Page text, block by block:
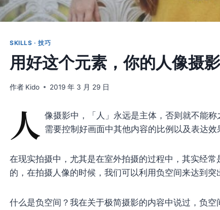
SKILLS · 技巧
用好这个元素，你的人像摄
作者 Kido 2019 年 3 月 29 日
人 像摄影中，「人」永远是主体，否则就不能
需要控制好画面中其他内容的比例以及表达效
在现实拍摄中，尤其是在室外拍摄的过程中，其实经
的，在拍摄人像的时候，我们可以利用负空间来达到突
什么是负空间？我在关于极简摄影的内容中说过，负